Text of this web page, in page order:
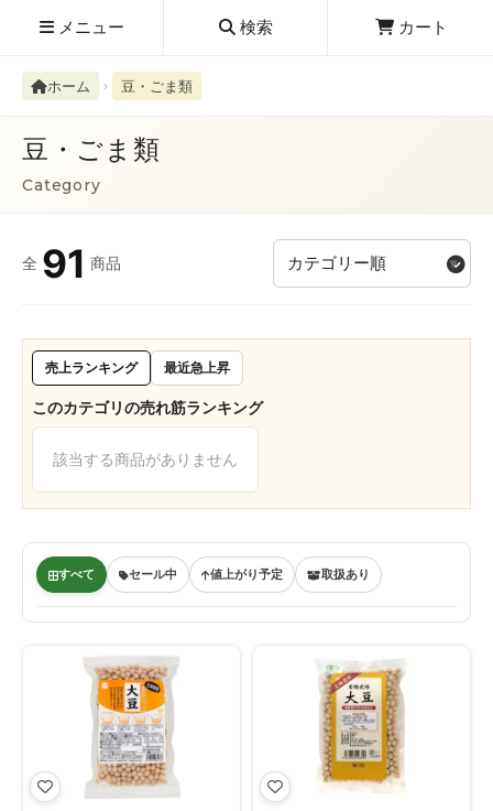
メニュー 検索 カート
検索履歴
ホーム 豆・ごま類
豆・ごま類
Category
全 91 商品
このカテゴリの売れ筋ランキング
売上ランキング 最近急上昇
該当する商品がありません
すべて セール中 値上がり予定 取扱あり